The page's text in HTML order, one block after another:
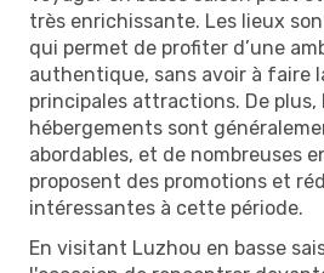
très enrichissante. Les lieux
qui permet de profiter d’une
authentique, sans avoir à faire
principales attractions. De plus,
hébergements sont
abordables, et de nombreuses
proposent des promotions et
intéressantes à cette période.
En visitant Luzhou en basse